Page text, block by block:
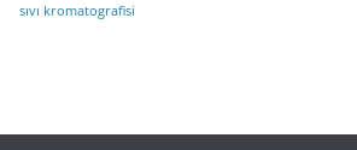
sıvı kromatografisi